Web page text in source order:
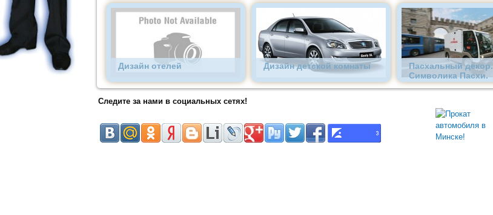
Дизайн отелей Дизайн детской комнаты
Пасхальный декор.
Символика Пасхи.
Следите за нами в социальных сетях!